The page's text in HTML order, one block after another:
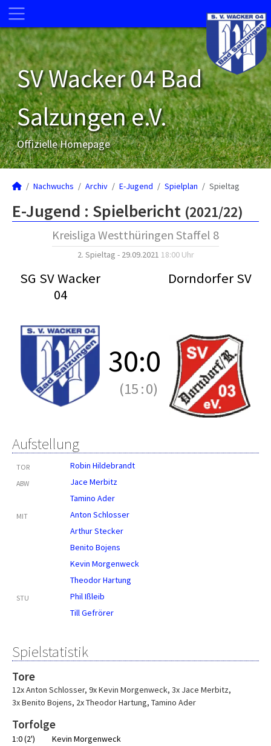
SV Wacker 04 Bad
Salzungen e.V.
Offizielle Homepage
Nachwuchs Archiv E-Jugend Spielplan Spieltag
E-Jugend : Spielbericht (2021/22)
Kreisliga Westthüringen Staffel 8
2. Spieltag - 29.09.2021 18:00 Uhr
SG SV Wacker
04
Dorndorfer SV
30:0
(15:0)
Aufstellung
TOR Robin Hildebrandt
ABW
Jace Merbitz
Tamino Ader
MIT
Anton Schlosser
Arthur Stecker
Benito Bojens
Kevin Morgenweck
Theodor Hartung
STU
Phil Ißleib
Till Gefrörer
Spielstatistik
Tore
12x Anton Schlosser, 9x Kevin Morgenweck, 3x Jace Merbitz,
3x Benito Bojens, 2x Theodor Hartung, Tamino Ader
Torfolge
1:0 (2')
Kevin Morgenweck